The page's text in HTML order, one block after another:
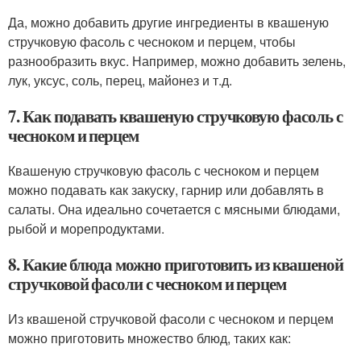
Да, можно добавить другие ингредиенты в квашеную
стручковую фасоль с чесноком и перцем, чтобы
разнообразить вкус. Например, можно добавить зелень,
лук, уксус, соль, перец, майонез и т.д.
7. Как подавать квашеную стручковую фасоль с
чесноком и перцем
Квашеную стручковую фасоль с чесноком и перцем
можно подавать как закуску, гарнир или добавлять в
салаты. Она идеально сочетается с мясными блюдами,
рыбой и морепродуктами.
8. Какие блюда можно приготовить из квашеной
стручковой фасоли с чесноком и перцем
Из квашеной стручковой фасоли с чесноком и перцем
можно приготовить множество блюд, таких как: